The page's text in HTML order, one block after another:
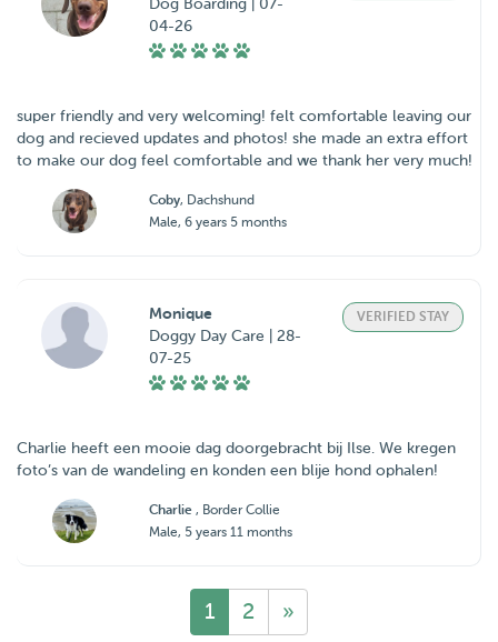
Dog Boarding | 07-
04-26
super friendly and very welcoming! felt comfortable leaving our
dog and recieved updates and photos! she made an extra effort
to make our dog feel comfortable and we thank her very much!
Coby, Dachshund
Male, 6 years 5 months
Monique
Doggy Day Care | 28-
07-25
VERIFIED STAY
Charlie heeft een mooie dag doorgebracht bij Ilse. We kregen
foto’s van de wandeling en konden een blije hond ophalen!
Charlie, Border Collie
Male, 5 years 11 months
1 2 »